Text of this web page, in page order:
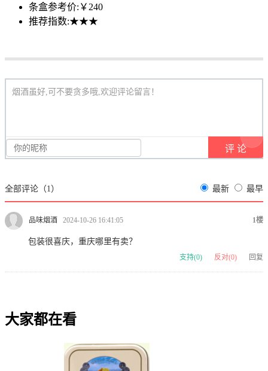
条盒参考价: ￥240
推荐指数:★★★
烟酒虽好,可不要贪多哦,欢迎评论留言！
全部评论（1 ） 最新 最早
1楼
品味烟酒 2024-10-26 16:41:05
包装很喜庆，重庆哪里有卖？
支持(0) 反对(0) 回复
大家都在看